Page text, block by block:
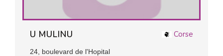
Corse
U MULINU
24, boulevard de l'Hopital